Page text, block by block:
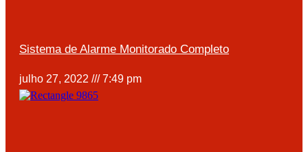
Sistema de Alarme Monitorado Completo
julho 27, 2022 7:49 pm